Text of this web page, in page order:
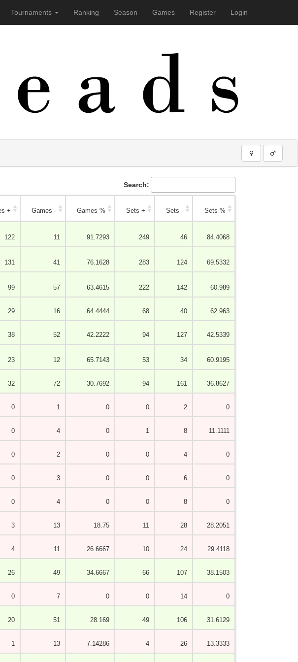
Tournaments Ranking Season Games Register Login
Search:
+ Games - Games % Sets + Sets - Sets %
122 11 91.7293 249 46 84.4068
131 41 76.1628 283 124 69.5332
99 57 63.4615 222 142 60.989
29 16 64.4444 68 40 62.963
38 52 42.2222 94 127 42.5339
23 12 65.7143 53 34 60.9195
32 72 30.7692 94 161 36.8627
0 1 0 0 2 0
0 4 0 1 8 11.1111
0 2 0 0 4 0
0 3 0 0 6 0
0 4 0 0 8 0
3 13 18.75 11 28 28.2051
4 11 26.6667 10 24 29.4118
26 49 34.6667 66 107 38.1503
0 7 0 0 14 0
20 51 28.169 49 106 31.6129
1 13 7.14286 4 26 13.3333